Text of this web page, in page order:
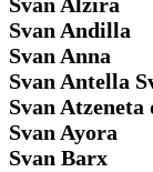
Svan Andilla
Svan Anna
Svan Antella
Svan Atzeneta
Svan Ayora
Svan Barx